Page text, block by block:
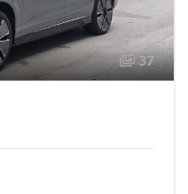
37